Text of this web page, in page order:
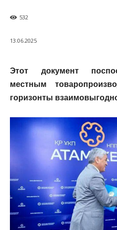
532
13.06.2025
Этот документ
местным
горизонты